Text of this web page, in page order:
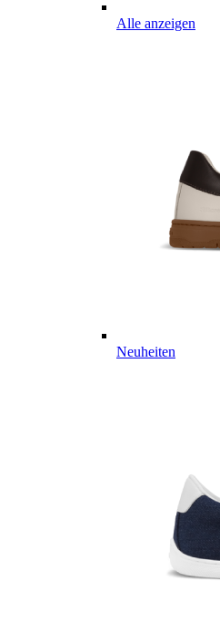
Alle anzeigen
Neuheiten